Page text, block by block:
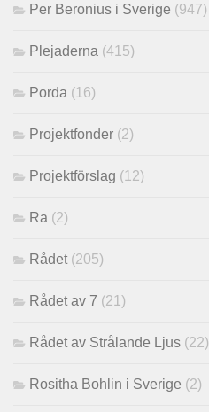
Per Beronius i Sverige (947)
Plejaderna (415)
Porda (16)
Projektfonder (2)
Projektförslag (12)
Ra (2)
Rådet (205)
Rådet av 7 (21)
Rådet av Strålande Ljus (22)
Rositha Bohlin i Sverige (2)